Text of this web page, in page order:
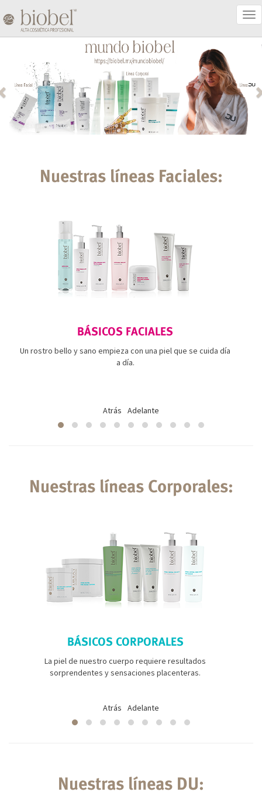
Nuestras líneas Faciales:
BÁSICOS FACIALES
Un rostro bello y sano empieza con una piel que se cuida día
a día.
Atrás Adelante
Nuestras líneas Corporales:
BÁSICOS CORPORALES
La piel de nuestro cuerpo requiere resultados
sorprendentes y sensaciones placenteras.
Atrás Adelante
Nuestras líneas DU: